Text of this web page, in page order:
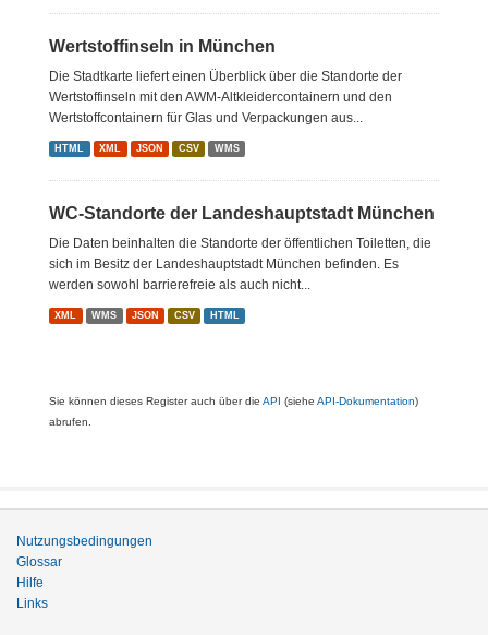
Wertstoffinseln in München
Die Stadtkarte liefert einen Überblick über die Standorte der
Wertstoffinseln mit den AWM-Altkleidercontainern und den
Wertstoffcontainern für Glas und Verpackungen aus...
HTML XML JSON CSV WMS
WC-Standorte der Landeshauptstadt München
Die Daten beinhalten die Standorte der öffentlichen Toiletten, die
sich im Besitz der Landeshauptstadt München befinden. Es
werden sowohl barrierefreie als auch nicht...
XML WMS JSON CSV HTML
Sie können dieses Register auch über die API (siehe API-Dokumentation)
abrufen.
Nutzungsbedingungen
Glossar
Hilfe
Links